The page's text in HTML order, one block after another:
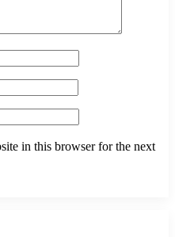
in this browser for the next